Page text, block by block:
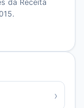
da Receita
›